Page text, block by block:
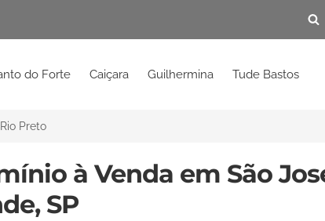
do Forte Caiçara Guilhermina Tude Bastos
Preto
à Venda em São
SP